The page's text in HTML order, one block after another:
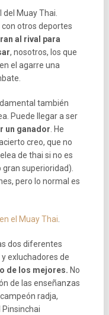
del Muay Thai.
otros deportes
al rival para
, nosotros, los que
el agarre una
también
Puede llegar a ser
un ganador. He
creo, que no
de thai si no es
gran superioridad).
pero lo normal es
el Muay Thai.
dos diferentes
exluchadores de
de los mejores. No
de las enseñanzas
radja,
Pinsinchai